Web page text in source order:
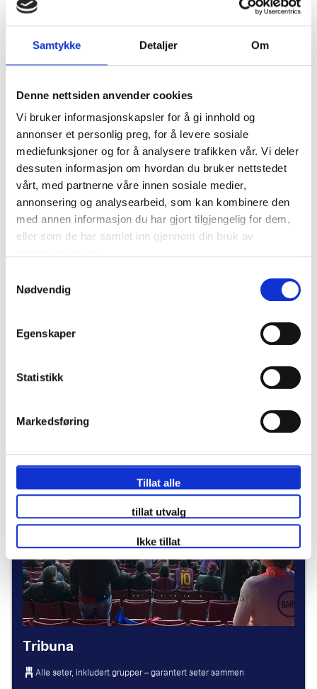
Samtykke Detaljer Om
Denne nettsiden anvender cookies
Vi bruker informasjonskapsler for å gi innhold og
annonser et personlig preg, for å levere sosiale
mediefunksjoner og for å analysere trafikken vår. Vi deler
dessuten informasjon om hvordan du bruker nettstedet
vårt, med partnerne våre innen sosiale medier,
annonsering og analysearbeid, som kan kombinere den
med annen informasjon du har gjort tilgjengelig for dem,
eller som de har samlet inn gjennom din bruk av
Nødvendig
Egenskaper
Statistikk
Markedsføring
Tillat alle
tillat utvalg
Ikke tillat
Mest populær
9935kr p.p.
P.P. FRA
10140kr p.p.
Tribuna
Alle seter, inkludert grupper – garantert seter sammen